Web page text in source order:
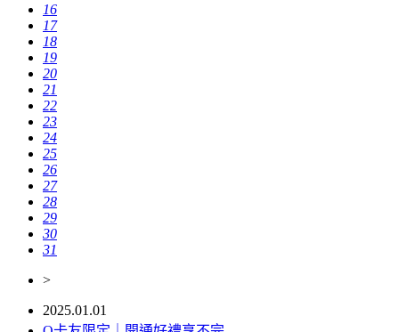
16
17
18
19
20
21
22
23
24
25
26
27
28
29
30
31
>
2025.01.01